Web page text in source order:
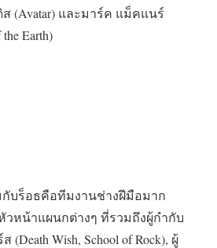
ส (Avatar) และมาร์ค แม็คแนร์
Earth)
กับร็อธคือทีมงานช่างฝีมือมาก
หน้าแผนกต่างๆ ที่รวมถึงผู้กำกับ
Wish, School of Rock), ผู้